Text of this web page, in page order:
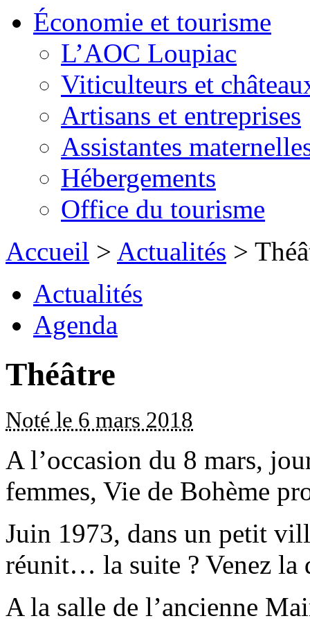
Économie et tourisme
L’AOC Loupiac
Viticulteurs et
Artisans et entreprises
Assistantes
Hébergements
Office du tourisme
Accueil > Actualités >
Actualités
Agenda
Théâtre
Noté le 6 mars 2018
A l’occasion du 8 mars,
femmes, Vie de Bohème
Juin 1973, dans un petit
réunit… la suite ? Venez la
A la salle de l’ancienne